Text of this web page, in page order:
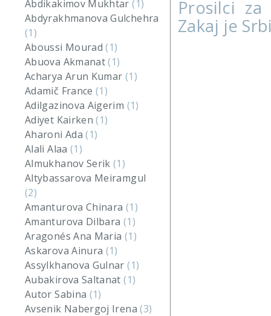
Abdikakimov Mukhtar(1)
Abdyrakhmanova Gulchehra
(1)
Aboussi Mourad(1)
Abuova Akmanat(1)
Acharya Arun Kumar (1)
Adamič France(1)
Adilgazinova Aigerim (1)
Adiyet Kairken(1)
Aharoni Ada(1)
Alali Alaa (1)
Almukhanov Serik(1)
Altybassarova Meiramgul
(2)
Amanturova Chinara (1)
Amanturova Dilbara (1)
Aragonés Ana Maria (1)
Askarova Ainura (1)
Assylkhanova Gulnar(1)
Aubakirova Saltanat(1)
Autor Sabina (1)
Avsenik Nabergoj Irena(3)
Prosilci
Zakaj je